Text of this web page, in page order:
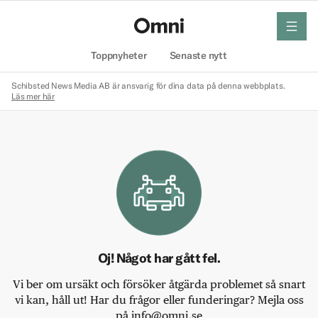
Toppnyheter Senaste nytt
meny
Schibsted News Media AB är ansvarig för dina data på denna webbplats.
Läs mer här
Oj! Något har gått fel.
Vi ber om ursäkt och försöker åtgärda problemet så snart
vi kan, håll ut! Har du frågor eller funderingar? Mejla oss